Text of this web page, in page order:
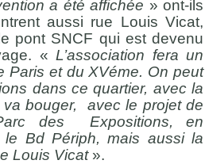
a été affichée » ont-ils
aussi rue Louis Vicat,
pont SNCF qui est devenu
« L’association fera un
Paris et du XVéme. On peut
dans ce quartier, avec la
bouger, avec le projet de
des Expositions, en
le Bd Périph, mais aussi la
Louis Vicat».